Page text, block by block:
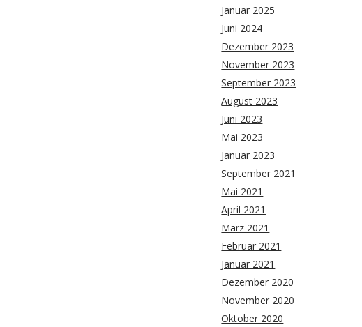
Januar 2025
Juni 2024
Dezember 2023
November 2023
September 2023
August 2023
Juni 2023
Mai 2023
Januar 2023
September 2021
Mai 2021
April 2021
März 2021
Februar 2021
Januar 2021
Dezember 2020
November 2020
Oktober 2020